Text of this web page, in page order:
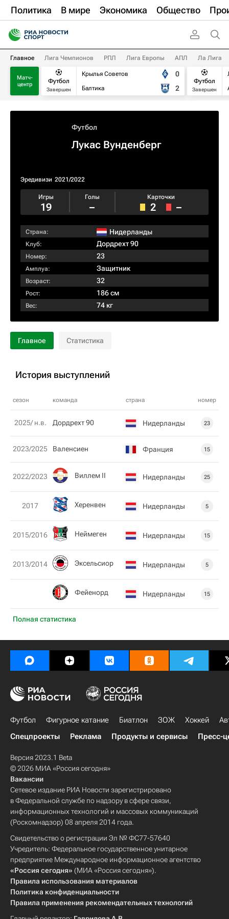
Политика В мире Экономика Общество
Главное Лига Чемпионов РПЛ Лига Европы АПЛ Ла Лига
Матч-
центр
Футбол
Завершен
Крылья Советов
Балтика
0
2
Футбол
Завершен
Футбол
Лукас Вунденберг
Эредивизи 2021/2022
Игры
19
Голы
–
Карточки
2 –
Страна: Нидерланды
Клуб: Дордрехт 90
Номер: 23
Амплуа: Защитник
Возраст: 32
Рост: 186 см
Вес: 74 кг
Главное Статистика
История выступлений
сезон команда страна номер
Полная статистика
2025/ н.в. Дордрехт 90 Нидерланды 23
2023/2025 Валенсиен Франция 15
2022/2023 Виллем II Нидерланды 25
2017 Херенвен Нидерланды 5
2015/2016 Неймеген Нидерланды 15
2013/2014 Эксельсиор Нидерланды 5
Фейенорд Нидерланды 15
Футбол Фигурное катание Биатлон ЗОЖ Хоккей
Спецпроекты
Реклама Продукты и сервисы Пресс-
Версия 2023.1 Beta
© 2026 МИА «Россия сегодня»
Вакансии
Сетевое издание РИА Новости зарегистрировано
в Федеральной службе по надзору в сфере связи,
информационных технологий и массовых коммуникаций
(Роскомнадзор) 08 апреля 2014 года.
Свидетельство о регистрации Эл № ФС77-57640
Учредитель: Федеральное государственное унитарное
предприятие Международное информационное агентство
«Россия сегодня» (МИА «Россия сегодня»).
Правила использования материалов
Политика конфиденциальности
Правила применения рекомендательных технологий